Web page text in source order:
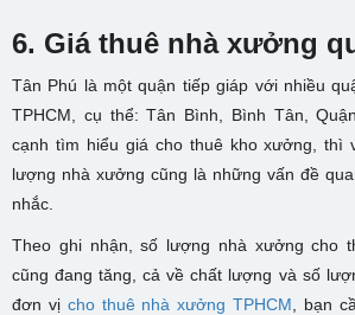
6. Giá thuê nhà xưởng
Tân Phú là một quận tiếp giáp với nhiều
TPHCM, cụ thể: Tân Bình, Bình Tân,
cạnh tìm hiểu giá cho thuê kho xưởng, thì
lượng nhà xưởng cũng là những vấn đề
nhắc.
Theo ghi nhận, số lượng nhà xưởng cho
cũng đang tăng, cả về chất lượng và số
đơn vị cho thuê nhà xưởng TPHCM , bạn